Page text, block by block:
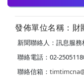
發佈單位名稱：財
新聞聯絡人：訊息服務
聯絡電話：02-
聯絡信箱：